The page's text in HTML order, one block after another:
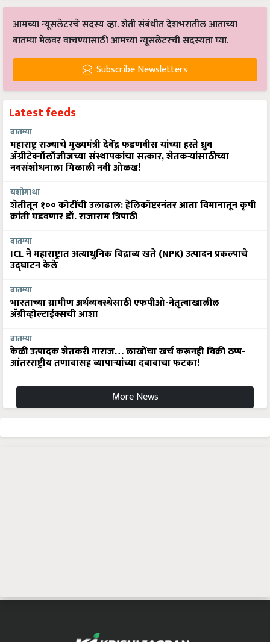
आमच्या न्यूसलेटरचे सदस्य व्हा. शेती संबंधीत देशभरातील आताच्या
बातम्या मेलवर वाचण्यासाठी आमच्या न्यूसलेटरची सदस्यता घ्या.
Subscribe Newsletters
Latest feeds
बातम्या
महाराष्ट्र राज्याचे मुख्यमंत्री देवेंद्र फडणवीस यांच्या हस्ते ध्रुव
ॲग्रीटेक्नॉलॉजीजच्या संस्थापकांचा सत्कार, शेतकऱ्यांसाठीच्या
नवसंशोधनाला मिळाली नवी ओळख!
यशोगाथा
शेतीतून १०० कोटींची उलाढाल: हेलिकॉप्टरनंतर आता विमानातून कृषी
क्रांती घडवणार डॉ. राजाराम त्रिपाठी
बातम्या
ICL ने महाराष्ट्रात अत्याधुनिक विद्राव्य खते (NPK) उत्पादन प्रकल्पाचे
उद्घाटन केले
बातम्या
भारताच्या ग्रामीण अर्थव्यवस्थेसाठी एफपीओ-नेतृत्वाखालील
अ‍ॅग्रीव्होल्टाईक्सची आशा
बातम्या
केळी उत्पादक शेतकरी नाराज… लाखोंचा खर्च करूनही विक्री ठप्प-
आंतरराष्ट्रीय तणावासह व्यापाऱ्यांच्या दबावाचा फटका!
More News